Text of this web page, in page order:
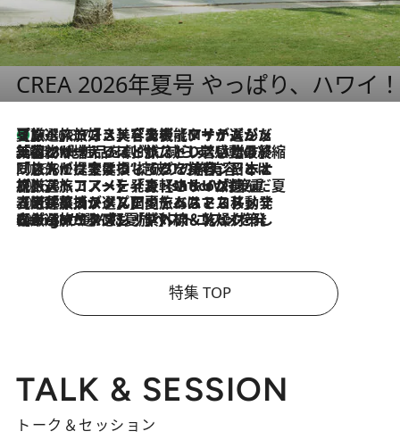
CREA 2026年夏号 やっぱり、ハワイ
2026.8.7
【厳選旅コスメ】「多機能アイテムがメイン！」旅好き美容エディターが選んだ夏旅ベストコスメを発表【Mサイズジップ】
2026.8.6
「荷物が増えるほど旅ストレスは増す」美容ジャーナリストがたどり着いた最終結論。“化粧品を劇的に減らす”感動の凝縮美容とは
2026.8.6
「旅先には金髪ウィッグを持参」日本と同じメイクでは損してる!? 美容ジャーナリストが提案する“掟破りの旅美容”とは
2026.8.6
【厳選旅コスメ】「身軽さ＆UV対策重視！」ヘアアーティストshucoが選んだ夏旅ベストコスメを発表【Mサイズジップ】
2026.8.5
【厳選旅コスメ】国内をあちこち移動する河井菜摘が選んだ夏旅ベストコスメ発表！「リラックスアイテムはマスト」【Mサイズジップ】
2026.8.4
【厳選旅コスメ】「紫外線＆乾燥対策しながらメイク感も！」ヘア＆メイクGeorgeが選んだ夏旅ベストコスメを発表！【Mサイズジップ】
特集 TOP
TALK & SESSION
トーク＆セッション